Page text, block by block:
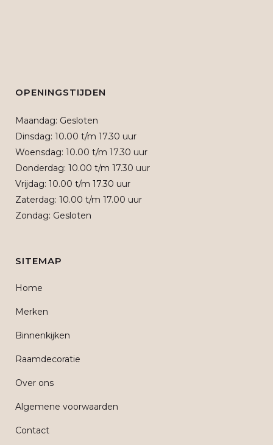
OPENINGSTIJDEN
Maandag: Gesloten
Dinsdag: 10.00 t/m 17.30 uur
Woensdag: 10.00 t/m 17.30 uur
Donderdag: 10.00 t/m 17.30 uur
Vrijdag: 10.00 t/m 17.30 uur
Zaterdag: 10.00 t/m 17.00 uur
Zondag: Gesloten
SITEMAP
Home
Merken
Binnenkijken
Raamdecoratie
Over ons
Algemene voorwaarden
Contact